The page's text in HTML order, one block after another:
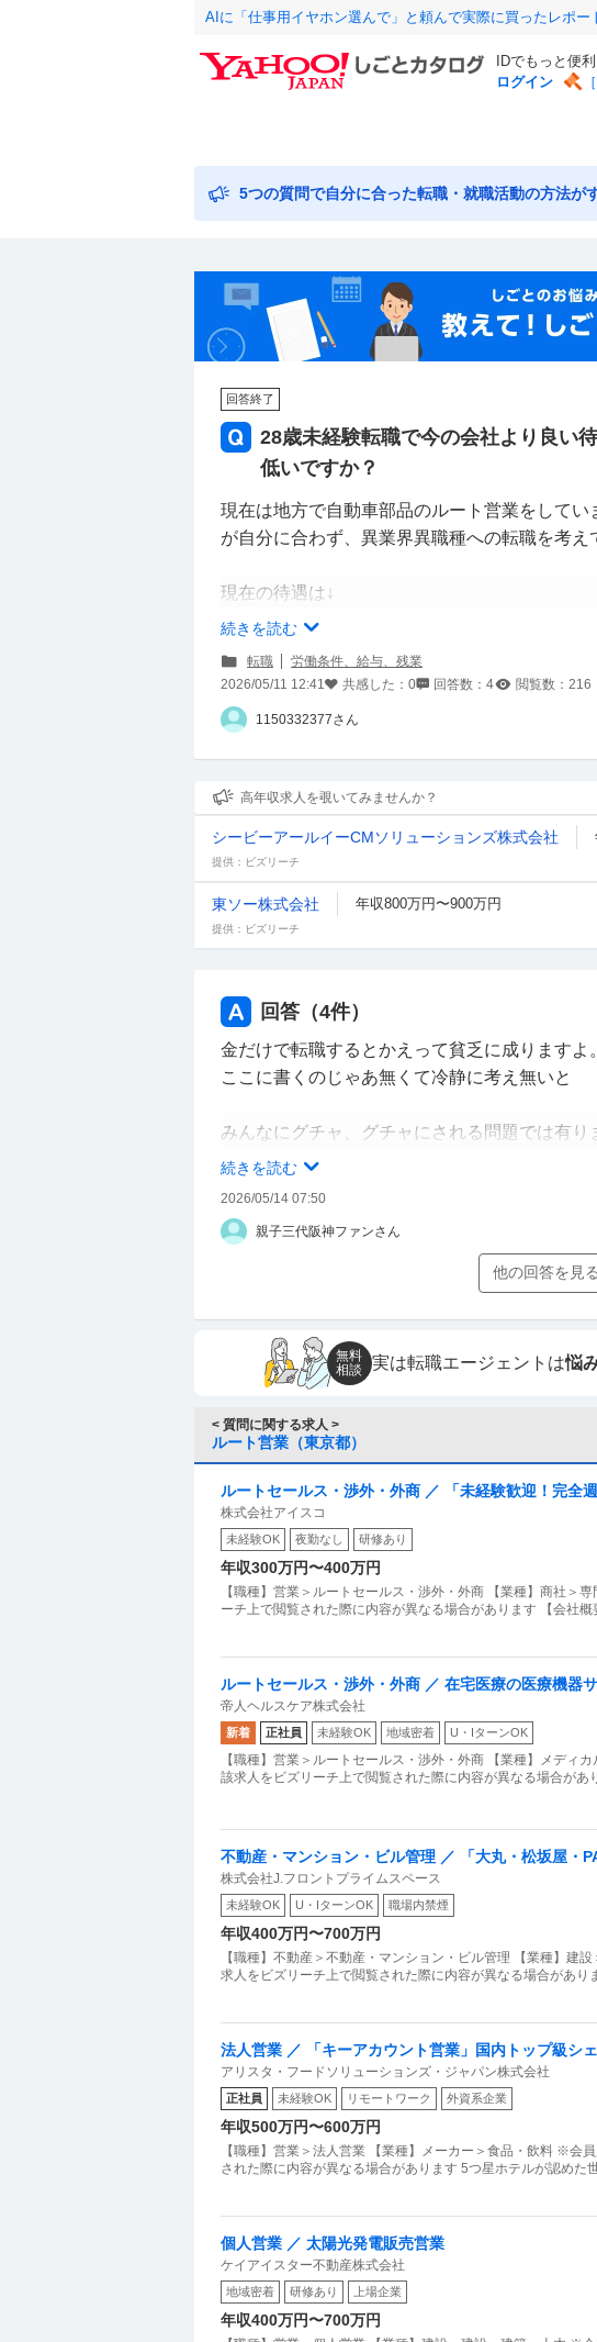
AIに「仕事用イヤホン選んで」と頼んで実際に買ったレポー
IDでもっと便
ログイン
5つの質問で自分に合った転職・就職活動の方法が
回答終了
28歳未経験転職で今の会社より良い
低いですか？
現在は地方で自動車部品のルート営業をして
が自分に合わず、異業界異職種への転職を考え
現在の待遇は↓
・残業なしの手取り20万弱（交通費等の手当込
・年間休日120日
・昇給は年に数百円程度で、あってないような
給与に見合わず多少ネームバリューのある会
素です。
転職直後の給与は期待していませんが、スキル
上は稼ぎたいと思っています。
アドバイスよろしくお願いします。
続きを読む
転職
労働条件、給与、残業
2026/05/11 12:41
共感した： 0 回答数： 4 閲覧数： 216
1150332377さん
高年収求人を覗いてみませんか？
シービーアールイーCMソリューションズ株式会社
提供：ビズリーチ
東ソー株式会社 年収800万円〜900万円
提供：ビズリーチ
回答（4件）
金だけで転職するとかえって貧乏に成りますよ。
ここに書くのじゃあ無くて冷静に考え無いと
みんなにグチャ、グチャにされる問題では有り
今、経団連の加盟会員同士が、年収5%の昇給
待ってみてはどうですか？
続きを読む
2026/05/14 07:50
親子三代阪神ファンさん
他の回答を見る
無料
相談
実は転職エージェントは悩
< 質問に関する求人 >
ルート営業（東京都）
ルートセールス・渉外・外商 ／ 「未経験歓迎！完全
トセールス・ドライバー
株式会社アイスコ
未経験OK 夜勤なし 研修あり
年収300万円〜400万円
【職種】営業＞ルートセールス・渉外・外商 【業種】商社＞
ーチ上で閲覧された際に内容が異なる場合があります 【会社
ルートセールス・渉外・外商 ／ 在宅医療の医療機器
／20代活躍中／賞与6ヶ⽉分／残業ほぼなし
帝人ヘルスケア株式会社
新着 正社員 未経験OK 地域密着 U・IターンOK
【職種】営業＞ルートセールス・渉外・外商 【業種】メディ
該求人をビズリーチ上で閲覧された際に内容が異なる場合があ
不動産・マンション・ビル管理 ／ 「大丸・松坂屋・
躍！充実の高待遇で理想のキャリアを築きませんか？
株式会社J.フロントプライムスペース
未経験OK U・IターンOK 職場内禁煙
年収400万円〜700万円
【職種】不動産＞不動産・マンション・ビル管理 【業種】建
求人をビズリーチ上で閲覧された際に内容が異なる場合があり
法人営業 ／ 「キーアカウント営業」国内トップ級シ
ービス市場の販路拡大を担う戦略営業
アリスタ・フードソリューションズ・ジャパン株式会社
正社員 未経験OK リモートワーク 外資系企業
年収500万円〜600万円
【職種】営業＞法人営業 【業種】メーカー＞食品・飲料 ※会
された際に内容が異なる場合があります 5つ星ホテルが認めた
個人営業 ／ 太陽光発電販売営業
ケイアイスター不動産株式会社
地域密着 研修あり 上場企業
年収400万円〜700万円